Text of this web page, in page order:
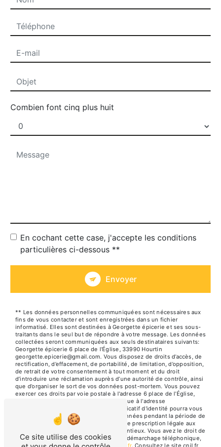
Combien font cinq plus huit
En cochant cette case, j'accepte les conditions
particulières ci-dessous **
Envoyer
** Les données personnelles communiquées sont nécessaires aux
fins de vous contacter et sont enregistrées dans un fichier
informatisé. Elles sont destinées à Georgette épicerie et ses sous-
traitants dans le seul but de répondre à votre message. Les données
collectées seront communiquées aux seuls destinataires suivants:
Georgette épicerie 6 place de l'Église, 33990 Hourtin
georgette.epicerie@gmail.com. Vous disposez de droits d’accès, de
rectification, d’effacement, de portabilité, de limitation, d’opposition,
de retrait de votre consentement à tout moment et du droit
d’introduire une réclamation auprès d’une autorité de contrôle, ainsi
que d’organiser le sort de vos données post-mortem. Vous pouvez
exercer ces droits par voie postale à l'adresse 6 place de l'Église,
33990 Hourtin ou par courrier électronique à l'adresse
georgette.epicerie@gmail.com. Un justificatif d'identité pourra vous
être demandé. Nous conservons vos données pendant la période de
prise de contact puis pendant la durée de prescription légale aux
fins probatoires et de gestion des contentieux. Vous avez le droit de
vous inscrire sur la liste d'opposition au démarchage téléphonique,
disponible à cette adresse:Bloctel.gouv.fr. Consultez le site cnil.fr
Ce site utilise des cookies